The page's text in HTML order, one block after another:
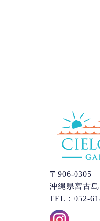
〒906-0305
沖縄県宮古
TEL：052-